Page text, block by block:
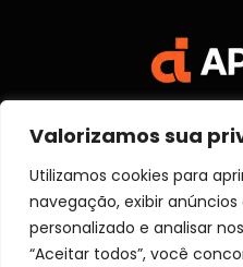
Valorizamos sua
Utilizamos cookies para
navegação, exibir
personalizado e analisar
“Aceitar todos”, você
(Twitter)
SOBRE NÓS
POLITICA DE